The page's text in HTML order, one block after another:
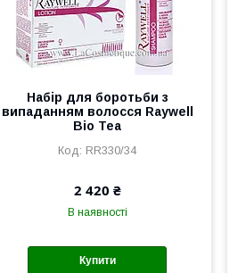
Набір для боротьби з
випаданням волосся Raywell
Bio Tea
RR330/34
2 420 ₴
В наявності
Купити